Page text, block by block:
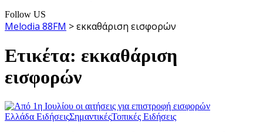
Follow US
Melodia 88FM >εκκαθάριση εισφορών
Ετικέτα: εκκαθάριση
εισφορών
Ελλάδα ΕιδήσειςΣημαντικέςΤοπικές Ειδήσεις